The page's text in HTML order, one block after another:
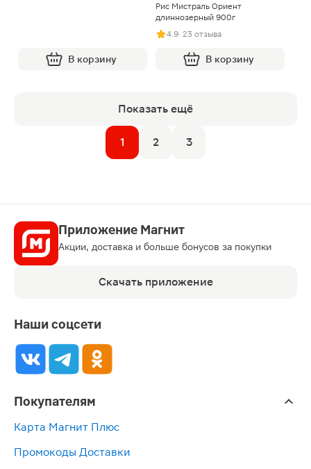
В корзину
Рис Мистраль Ориент
длиннозерный 900г
4.9· 23 отзыва
В корзину
Показать ещё
1 2 3
Приложение Магнит
Акции, доставка и больше бонусов за покупки
Скачать приложение
Наши соцсети
Покупателям
Карта Магнит Плюс
Промокоды Доставки